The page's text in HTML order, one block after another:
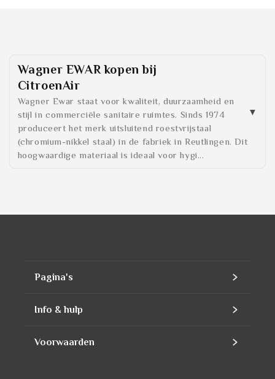
Wagner EWAR kopen bij
CitroenAir
Wagner Ewar staat voor kwaliteit, duurzaamheid en
stijl in commerciële sanitaire ruimtes. Sinds 1974
produceert het merk uitsluitend roestvrijstaal
(chromium-nikkel staal) in de fabriek in Reutlingen. Dit
hoogwaardige materiaal is ideaal voor hygi...
Pagina's
Home
Info & hulp
Contact
Voorwaarden